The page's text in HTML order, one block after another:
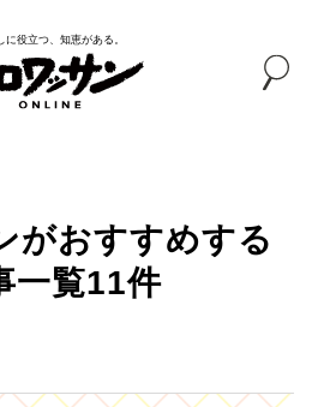
に役立つ、知恵がある。
がおすすめする
一覧11件